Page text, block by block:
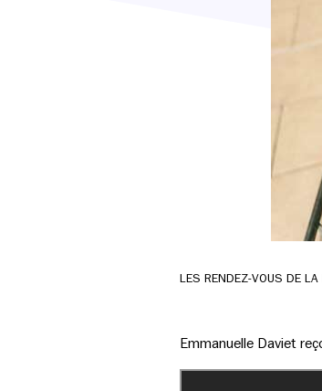
LES RENDEZ-VOUS DE LA
Emmanuelle Daviet